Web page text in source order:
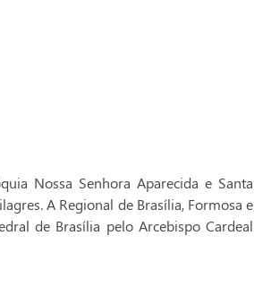
Nossa Senhora Aparecida e Santa
A Regional de Brasília, Formosa e
de Brasília pelo Arcebispo Cardeal